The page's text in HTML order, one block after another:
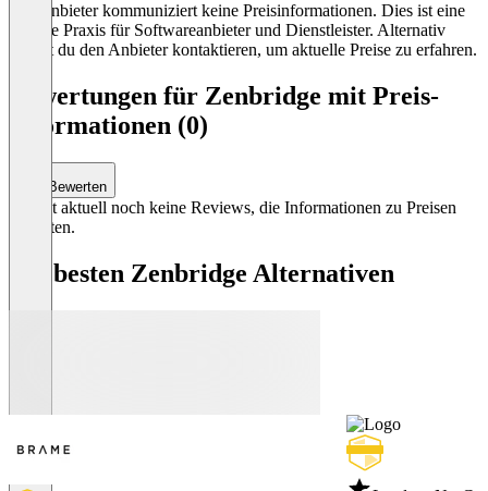
Der Anbieter kommuniziert keine Preisinformationen. Dies ist eine
übliche Praxis für Softwareanbieter und Dienstleister. Alternativ
kannst du den Anbieter kontaktieren, um aktuelle Preise zu erfahren.
Bewertungen für Zenbridge mit Preis-
Informationen (0)
Bewerten
Es gibt aktuell noch keine Reviews, die Informationen zu Preisen
enthalten.
Die besten Zenbridge Alternativen